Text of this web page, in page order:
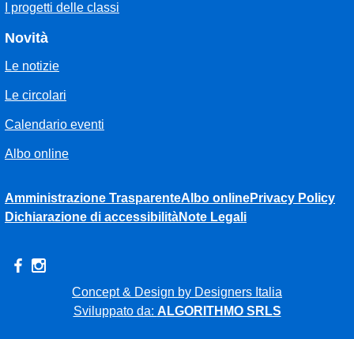
I progetti delle classi
Novità
Le notizie
Le circolari
Calendario eventi
Albo online
Amministrazione TrasparenteAlbo onlinePrivacy Policy
Dichiarazione di accessibilitàNote Legali
Concept & Design by Designers Italia
Sviluppato da: ALGORITHMO SRLS